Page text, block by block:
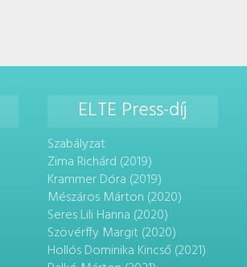
ELTE Press-díj
Szabályzat
Zima Richárd (2019)
Krammer Dóra (2019)
Mészáros Márton (2020)
Seres Lili Hanna (2020)
Szövérffy Margit (2020)
Hollós Dominika Kincső (2021)